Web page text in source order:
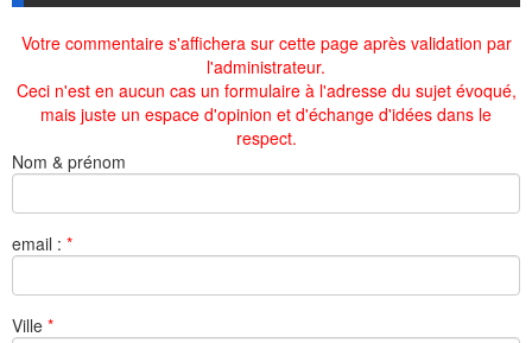
Votre commentaire s'affichera sur cette page après validation par
l'administrateur.
Ceci n'est en aucun cas un formulaire à l'adresse du sujet évoqué,
mais juste un espace d'opinion et d'échange d'idées dans le
respect.
Nom & prénom
email : *
Ville *